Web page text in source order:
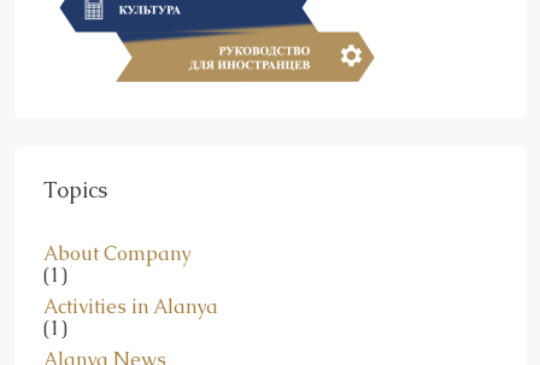
(1)
Activities in Alanya
(1)
Alanya News
(4)